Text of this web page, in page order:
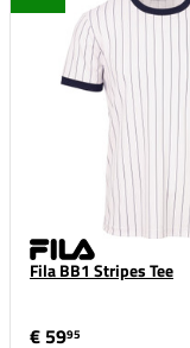
Fila BB1 Stripes Tee
€ 5995